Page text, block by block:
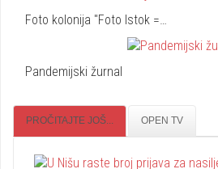
Foto kolonija "Foto Istok =…
Pandemijski žurnal
PROČITAJTE JOŠ... OPEN TV